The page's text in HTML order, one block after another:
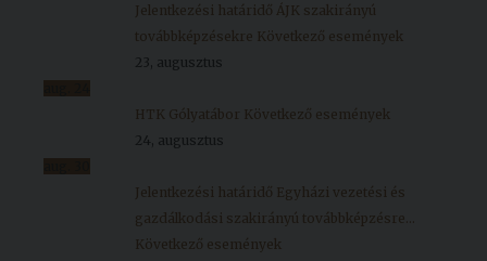
Jelentkezési határidő ÁJK szakirányú
továbbképzésekre Következő események
23, augusztus
HTK Gólyatábor Következő események
24, augusztus
Jelentkezési határidő Egyházi vezetési és
gazdálkodási szakirányú továbbképzésre...
Következő események